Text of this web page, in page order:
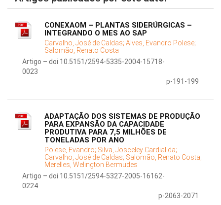
CONEXAOM – PLANTAS SIDERÚRGICAS –
INTEGRANDO O MES AO SAP
Carvalho, José de Caldas; Alves, Evandro Polese;
Salomão, Renato Costa
Artigo – doi 10.5151/2594-5335-2004-15718-
0023
p-191-199
ADAPTAÇÃO DOS SISTEMAS DE PRODUÇÃO
PARA EXPANSÃO DA CAPACIDADE
PRODUTIVA PARA 7,5 MILHÕES DE
TONELADAS POR ANO
Polese, Evandro; Silva, Josceley Cardial da;
Carvalho, José de Caldas; Salomão, Renato Costa;
Merelles, Welington Bermudes
Artigo – doi 10.5151/2594-5327-2005-16162-
0224
p-2063-2071